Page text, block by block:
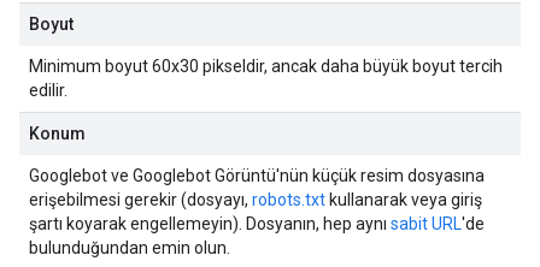
Boyut
Minimum boyut 60x30 pikseldir, ancak daha büyük boyut tercih
edilir.
Konum
Googlebot ve Googlebot Görüntü'nün küçük resim dosyasına
erişebilmesi gerekir (dosyayı, robots.txt kullanarak veya giriş
şartı koyarak engellemeyin). Dosyanın, hep aynı sabit URL'de
bulunduğundan emin olun.